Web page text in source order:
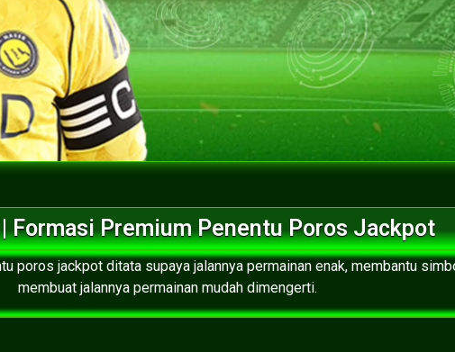
Formasi Premium Penentu Poros Jackpot
poros jackpot ditata supaya jalannya permainan enak, membantu
membuat jalannya permainan mudah dimengerti.